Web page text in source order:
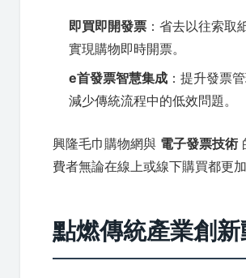
即買即開發票 ：省去以往索取
實現購物即時開票。
e首發票智慧集成 ：提升發票
減少傳統流程中的低效問題。
興隆毛巾購物網與 電子發票技術
費者無論在線上或線下購買都更加
點燃傳統產業創